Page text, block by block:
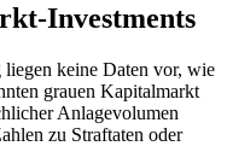
Investments
keine Daten vor, wie
grauen Kapitalmarkt
Anlagevolumen
zu Straftaten oder